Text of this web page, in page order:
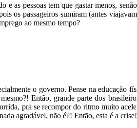
e as pessoas tem que gastar menos,
os passageiros sumiram (antes
ao mesmo tempo?
o governo. Pense na
Então, grande parte dos
pra se recompor do ritmo muito
agradável, não é?! Então, esta é a crise!